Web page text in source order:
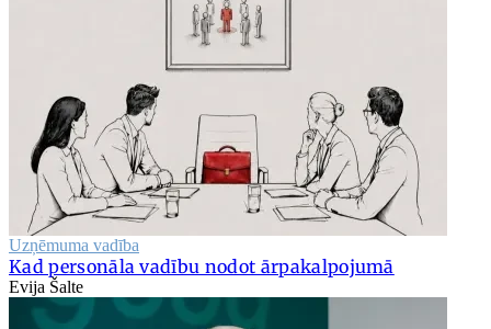
Uzņēmuma vadība
Kad personāla vadību nodot ārpakalpojumā
Evija Šalte